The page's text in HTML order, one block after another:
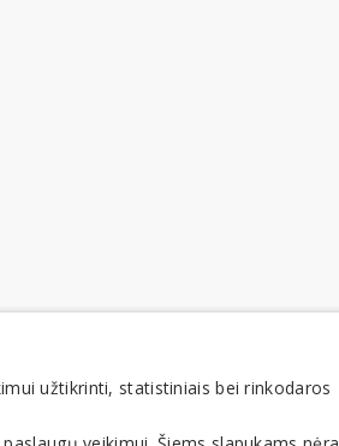
užtikrinti, statistiniais bei rinkodaros